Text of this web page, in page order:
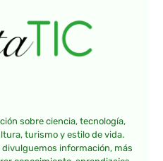
sobre ciencia, tecnología,
turismo y estilo de vida.
información, más